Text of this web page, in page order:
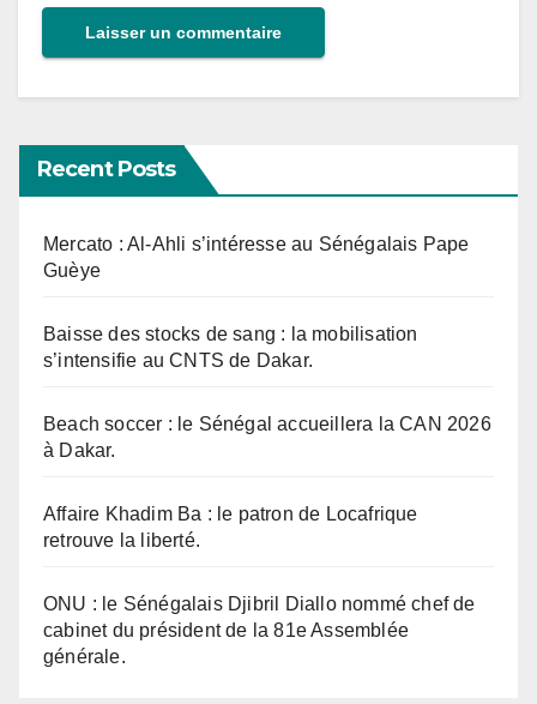
Recent Posts
Mercato : Al-Ahli s’intéresse au Sénégalais Pape
Guèye
Baisse des stocks de sang : la mobilisation
s’intensifie au CNTS de Dakar.
Beach soccer : le Sénégal accueillera la CAN 2026
à Dakar.
Affaire Khadim Ba : le patron de Locafrique
retrouve la liberté.
ONU : le Sénégalais Djibril Diallo nommé chef de
cabinet du président de la 81e Assemblée
générale.